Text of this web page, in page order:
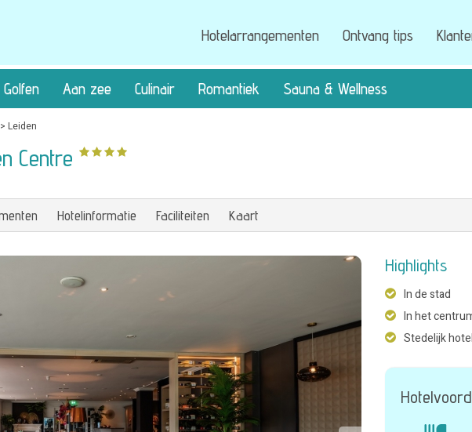
Hotelarrangementen Ontvang tips
Golfen Aan zee Culinair Romantiek Sauna & Wellness
> Leiden
Centre
Hotelinformatie Faciliteiten Kaart
Highlights
In de stad
In het
Stedelijk hotel